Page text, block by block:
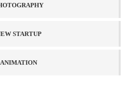
STARTUP
ANIMATION